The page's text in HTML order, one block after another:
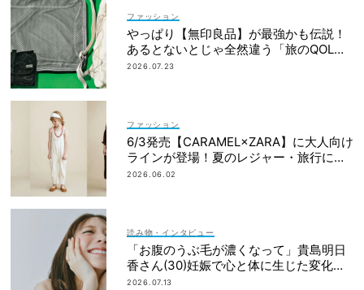
ファッション
やっぱり【無印良品】が最強かも伝説！
あるとないとじゃ全然違う「旅のQOL爆
上げアイテム」
2026.07.23
ファッション
6/3発売【CARAMEL×ZARA】に大人向け
ラインが登場！夏のレジャー・旅行にも
おすすめ
2026.06.02
読み物・インタビュー
「お腹のうぶ毛が濃くなって」貴島明日
香さん(30)妊娠で心と体に生じた変化も
「愛しいです」
2026.07.13